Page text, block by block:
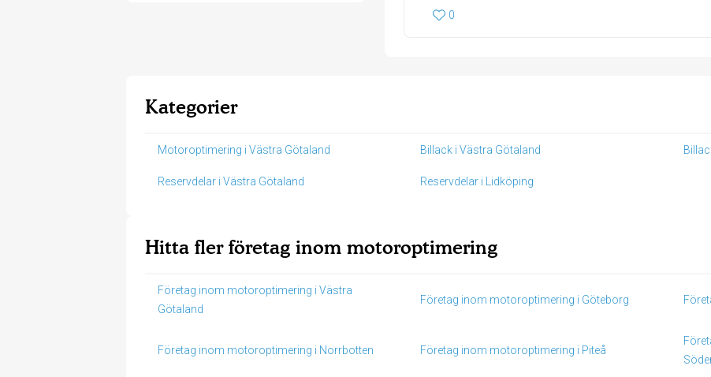
0
Kategorier
Motoroptimering i Västra Götaland Billack i Västra Götaland
Reservdelar i Västra Götaland Reservdelar i Lidköping
Hitta fler företag inom motoroptimering
Företag inom motoroptimering i Västra
Götaland
Företag inom motoroptimering i Göteborg
Företag inom motoroptimering i Norrbotten Företag inom motoroptimering i Piteå